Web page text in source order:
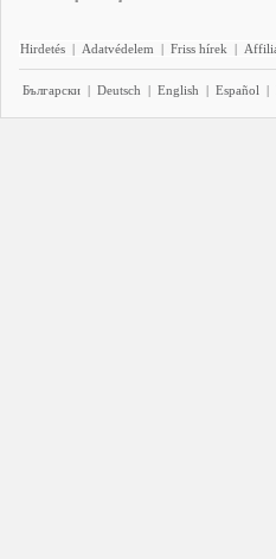
Hirdetés | Adatvédelem | Friss hírek |
Български | Deutsch | English | Español |